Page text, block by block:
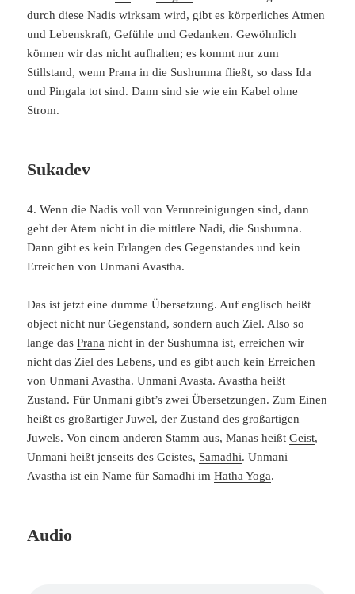
durch diese Nadis wirksam wird, gibt es körperliches Atmen
und Lebenskraft, Gefühle und Gedanken. Gewöhnlich
können wir das nicht aufhalten; es kommt nur zum
Stillstand, wenn Prana in die Sushumna fließt, so dass Ida
und Pingala tot sind. Dann sind sie wie ein Kabel ohne
Strom.
Sukadev
4. Wenn die Nadis voll von Verunreinigungen sind, dann
geht der Atem nicht in die mittlere Nadi, die Sushumna.
Dann gibt es kein Erlangen des Gegenstandes und kein
Erreichen von Unmani Avastha.
Das ist jetzt eine dumme Übersetzung. Auf englisch heißt
object nicht nur Gegenstand, sondern auch Ziel. Also so
lange dasPrana nicht in der Sushumna ist, erreichen wir
nicht das Ziel des Lebens, und es gibt auch kein Erreichen
von Unmani Avastha. Unmani Avasta. Avastha heißt
Zustand. Für Unmani gibt’s zwei Übersetzungen. Zum Einen
heißt es großartiger Juwel, der Zustand des großartigen
Juwels. Von einem anderen Stamm aus, Manas heißtGeist,
Unmani heißt jenseits des Geistes, Samadhi. Unmani
Avastha ist ein Name für Samadhi imHatha Yoga.
Audio